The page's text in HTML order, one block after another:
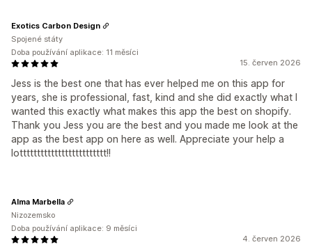
15. červen 2026
Jess is the best one that has ever helped me on this app for
years, she is professional, fast, kind and she did exactly what I
wanted this exactly what makes this app the best on shopify.
Thank you Jess you are the best and you made me look at the
app as the best app on here as well. Appreciate your help a
lottttttttttttttttttttttttt!!
Exotics Carbon Design
Spojené státy
Doba používání aplikace: 11 měsíci
4. červen 2026
Alma Marbella
Nizozemsko
Doba používání aplikace: 9 měsíci